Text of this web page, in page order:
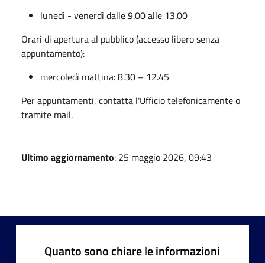
lunedì - venerdì dalle 9.00 alle 13.00
Orari di apertura al pubblico (accesso libero senza
appuntamento):
mercoledì mattina: 8.30 – 12.45
Per appuntamenti, contatta l'Ufficio telefonicamente o
tramite mail.
Ultimo aggiornamento: 25 maggio 2026, 09:43
Quanto sono chiare le informazioni